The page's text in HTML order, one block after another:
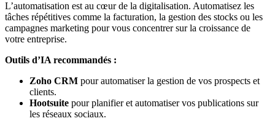
L’automatisation est au cœur de la digitalisation. Automatisez les
tâches répétitives comme la facturation, la gestion des stocks ou les
campagnes marketing pour vous concentrer sur la croissance de
votre entreprise.
Outils d’IA recommandés :
Zoho CRM pour automatiser la gestion de vos prospects et
clients.
Hootsuite pour planifier et automatiser vos publications sur
les réseaux sociaux.